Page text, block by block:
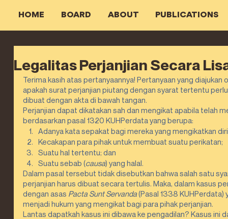
HOME BOARD ABOUT PUBLICATIONS
Legalitas Perjanjian Secara
Terima kasih atas pertanyaannya! Pertanyaan yang
apakah surat perjanjian piutang dengan syarat tertentu
dibuat dengan akta di bawah tangan.
Perjanjian dapat dikatakan sah dan mengikat apabila telah
berdasarkan pasal 1320 KUHPerdata yang berupa:
Adanya kata sepakat bagi mereka yang mengikatkan
Kecakapan para pihak untuk membuat suatu perikatan;
Suatu hal tertentu; dan
Suatu sebab (causa) yang halal.
Dalam pasal tersebut tidak disebutkan bahwa salah satu
perjanjian harus dibuat secara tertulis. Maka, dalam kasus
dengan asas Pacta Sunt Servanda (Pasal 1338 KUHPerdata)
menjadi hukum yang mengikat bagi para pihak perjanjian.
Lantas dapatkah kasus ini dibawa ke pengadilan? Kasus ini